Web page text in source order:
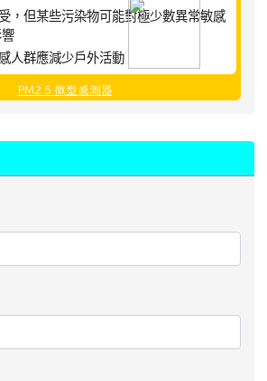
，但某些污染物可能對極少數異常敏感
人群應減少戶外活動
PM2.5 微型感測器